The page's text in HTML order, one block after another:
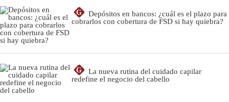
G
Depósitos en bancos: ¿cuál es el plazo para
cobrarlos con cobertura de FSD si hay quiebra?
G
La nueva rutina del cuidado capilar
redefine el negocio del cabello